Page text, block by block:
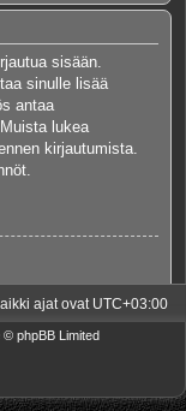
sisään.
sinulle lisää
antaa
lukea
kirjautumista.
ajat ovat UTC+03:00
phpBB Limited